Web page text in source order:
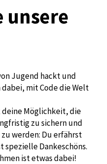
unsere
Jugend hackt und
mit Code die Welt
Möglichkeit, die
zu sichern und
werden: Du erfährst
Dankeschöns.
ist etwas dabei!